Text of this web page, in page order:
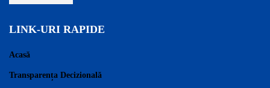
LINK-URI RAPIDE
Acasă
Transparența Decizională